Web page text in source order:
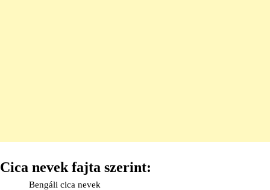
Cica nevek fajta szerint:
Bengáli cica nevek